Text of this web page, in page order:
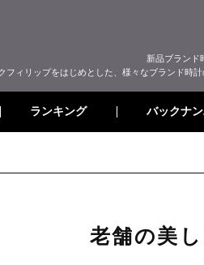
新品ブランド
フィリップをはじめとした、様々なブランド時
ランキング バックナ
老舗の美